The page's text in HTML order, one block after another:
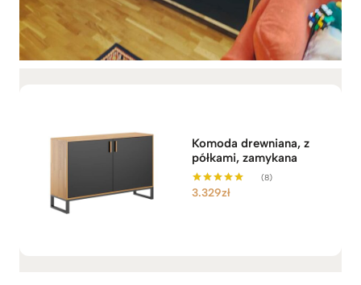
Komoda drewniana, z
półkami, zamykana
Oceniono
(8)
3.329zł